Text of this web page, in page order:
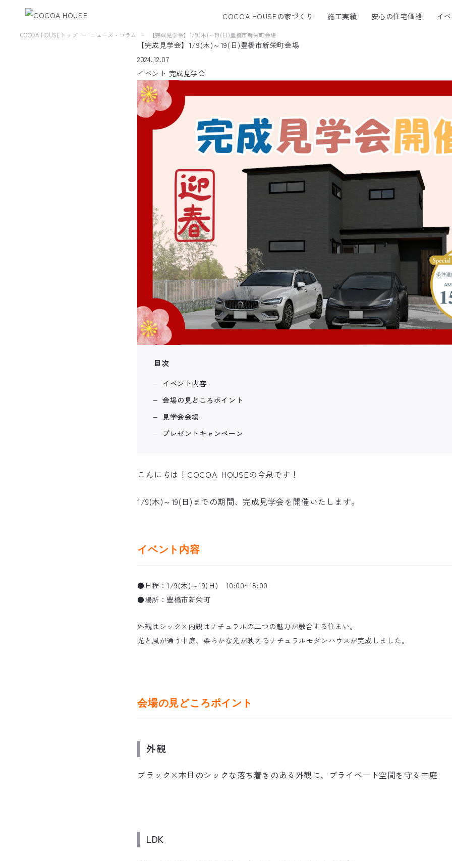
COCOA HOUSEの家づくり 施工実績 安心の住宅価格 イ
COCOA HOUSEトップ ニュース・コラム 【完成見学会】1/9(木)～19(日)豊橋市新栄町会場
【完成見学会】1/9(木)～19(日)豊橋市新栄町会場
2024.12.07
イベント 完成見学会
目次
イベント内容
会場の見どころポイント
見学会会場
プレゼントキャンペーン
こんにちは！COCOA HOUSEの今泉です！
1/9(木)～19(日)までの期間、完成見学会を開催いたします。
イベント内容
●日程：1/9(木)～19(日) 10:00~18:00
●場所：豊橋市新栄町
外観はシック×内観はナチュラルの二つの魅力が融合する住まい。
光と風が通う中庭、柔らかな光が映えるナチュラルモダンハウスが完成しました。
会場の見どころポイント
外観
ブラック×木目のシックな落ち着きのある外観に、プライベート空間を守る中庭
LDK